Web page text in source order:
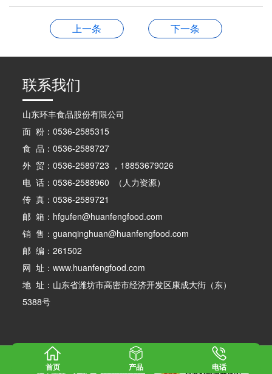
上一条 下一条
联系我们
山东环丰食品股份有限公司
面 粉：0536-2585315
食 品：0536-2588727
外 贸：0536-2589723 ，18853679026
电 话：0536-2588960 （人力资源）
传 真：0536-2589721
邮 箱：hfgufen@huanfengfood.com
销 售：guanqinghuan@huanfengfood.com
邮 编：261502
网 址：www.huanfengfood.com
地 址：山东省潍坊市高密市经济开发区康成大街（东）
5388号
版权所有：山东环丰食品股份有限公司 鲁ICP备17002744号-1
首页 产品 电话